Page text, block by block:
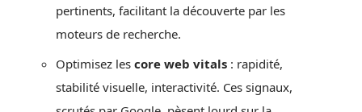
pertinents, facilitant la découverte par les
moteurs de recherche.
Optimisez les core web vitals : rapidité,
stabilité visuelle, interactivité. Ces signaux,